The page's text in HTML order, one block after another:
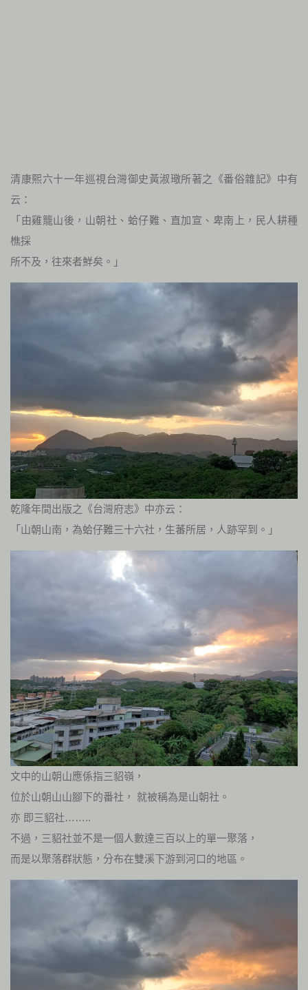
清康熙六十一年巡視台灣御史黃淑璥所著之《番俗雜記》中有
云：
「由雞籠山後，山朝社、蛤仔難、直加宣、卑南上，民人耕種
樵採
所不及，往來者鮮矣。」
乾隆年間出版之《台灣府志》中亦云：
「山朝山南，為蛤仔難三十六社，生蕃所居，人跡罕到。」
文中的山朝山應係指三貂嶺，
位於山朝山山腳下的番社， 就被稱為是山朝社。
亦 即三貂社……..
不過，三貂社並不是一個人數達三百以上的單一聚落，
而是以聚落群狀態，分布在雙溪下游到河口的地區。